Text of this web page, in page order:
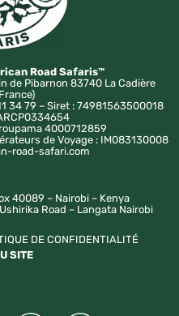
Road Safaris™
de Pibarnon 83740 La Cadière
34 79 – Siret : 74981563500018
4000712859
de Voyage : IM083130008
road-safari.com
40089 – Nairobi – Kenya
Road – Langata Nairobi
DE CONFIDENTIALITÉ
SITE